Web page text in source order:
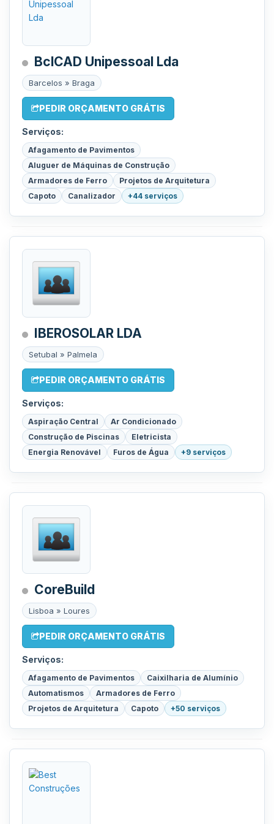
BclCAD Unipessoal Lda
Barcelos » Braga
PEDIR ORÇAMENTO GRÁTIS
Serviços:
Afagamento de Pavimentos
Aluguer de Máquinas de Construção
Armadores de Ferro
Projetos de Arquitetura
Capoto
Canalizador +44 serviços
IBEROSOLAR LDA
Setubal » Palmela
PEDIR ORÇAMENTO GRÁTIS
Serviços:
Aspiração Central
Ar Condicionado
Construção de Piscinas
Eletricista
Energia Renovável
Furos de Água +9 serviços
CoreBuild
Lisboa » Loures
PEDIR ORÇAMENTO GRÁTIS
Serviços:
Afagamento de Pavimentos
Caixilharia de Alumínio
Automatismos
Armadores de Ferro
Projetos de Arquitetura
Capoto +50 serviços